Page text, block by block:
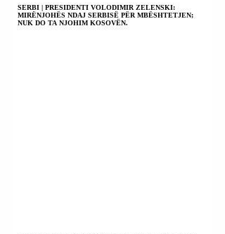
SERBI | PRESIDENTI VOLODIMIR ZELENSKI:
MIRËNJOHËS NDAJ SERBISË PËR MBËSHTETJEN;
NUK DO TA NJOHIM KOSOVËN.